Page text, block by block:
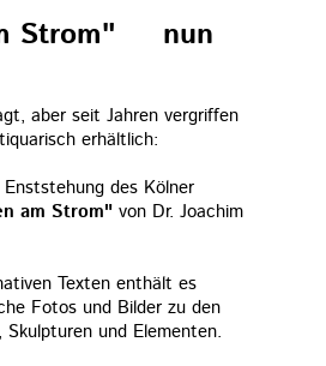
Strom" nun
aber seit Jahren vergriffen
erhältlich:
des Kölner
am Strom" von Dr. Joachim
Texten enthält es
Fotos und Bilder zu den
Skulpturen und Elementen.